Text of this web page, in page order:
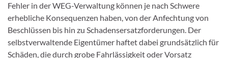
Fehler in der WEG-Verwaltung können je nach Schwere
erhebliche Konsequenzen haben, von der Anfechtung von
Beschlüssen bis hin zu Schadensersatzforderungen. Der
selbstverwaltende Eigentümer haftet dabei grundsätzlich für
Schäden, die durch grobe Fahrlässigkeit oder Vorsatz